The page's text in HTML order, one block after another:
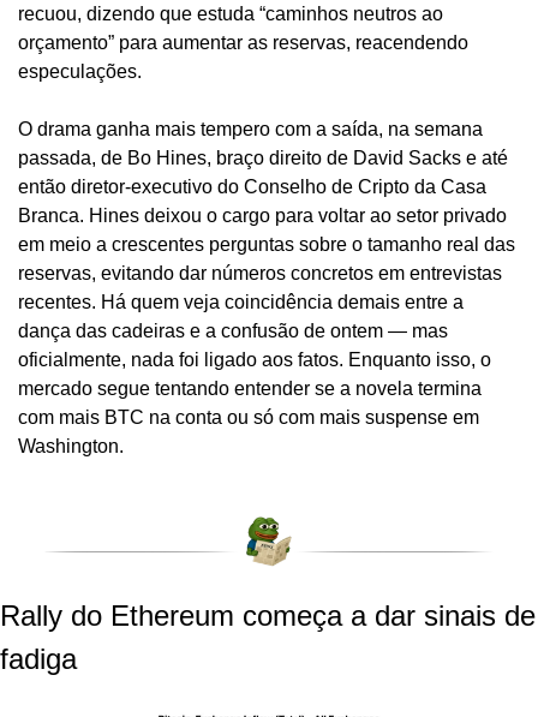
recuou, dizendo que estuda “caminhos neutros ao
orçamento” para aumentar as reservas, reacendendo
especulações.
O drama ganha mais tempero com a saída, na semana
passada, de Bo Hines, braço direito de David Sacks e até
então diretor-executivo do Conselho de Cripto da Casa
Branca. Hines deixou o cargo para voltar ao setor privado
em meio a crescentes perguntas sobre o tamanho real das
reservas, evitando dar números concretos em entrevistas
recentes. Há quem veja coincidência demais entre a
dança das cadeiras e a confusão de ontem — mas
oficialmente, nada foi ligado aos fatos. Enquanto isso, o
mercado segue tentando entender se a novela termina
com mais BTC na conta ou só com mais suspense em
Washington.
Rally do Ethereum começa a dar sinais de
fadiga